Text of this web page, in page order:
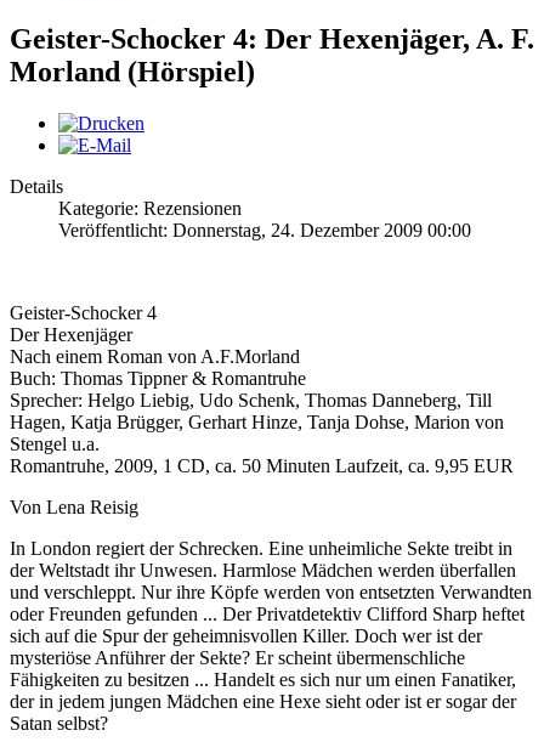
Geister-Schocker 4: Der Hexenjäger, A. F.
Morland (Hörspiel)
Details
Kategorie: Rezensionen
Veröffentlicht: Donnerstag, 24. Dezember 2009 00:00
Geister-Schocker 4
Der Hexenjäger
Nach einem Roman von A.F.Morland
Buch: Thomas Tippner & Romantruhe
Sprecher: Helgo Liebig, Udo Schenk, Thomas Danneberg, Till
Hagen, Katja Brügger, Gerhart Hinze, Tanja Dohse, Marion von
Stengel u.a.
Romantruhe, 2009, 1 CD, ca. 50 Minuten Laufzeit, ca. 9,95 EUR
Von Lena Reisig
In London regiert der Schrecken. Eine unheimliche Sekte treibt in
der Weltstadt ihr Unwesen. Harmlose Mädchen werden überfallen
und verschleppt. Nur ihre Köpfe werden von entsetzten Verwandten
oder Freunden gefunden ... Der Privatdetektiv Clifford Sharp heftet
sich auf die Spur der geheimnisvollen Killer. Doch wer ist der
mysteriöse Anführer der Sekte? Er scheint übermenschliche
Fähigkeiten zu besitzen ... Handelt es sich nur um einen Fanatiker,
der in jedem jungen Mädchen eine Hexe sieht oder ist er sogar der
Satan selbst?